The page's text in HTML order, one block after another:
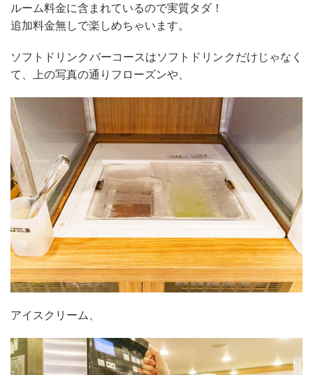
ルーム料金に含まれているので実質タダ！
追加料金無しで楽しめちゃいます。
ソフトドリンクバーコースはソフトドリンクだけじゃなく
て、上の写真の通りフローズンや、
アイスクリーム、